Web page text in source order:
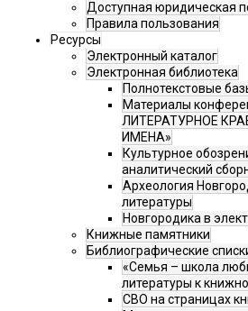
Доступная юридическая
Правила пользования
Ресурсы
Электронный каталог
Электронная библиотека
Полнотекстовые
Материалы
ЛИТЕРАТУРНОЕ
ИМЕНА»
Культурное
аналитический
Археология
литературы
Новгородика в
Книжные памятники
Библиографические
«Семья – школа
литературы к
СВО на страницах